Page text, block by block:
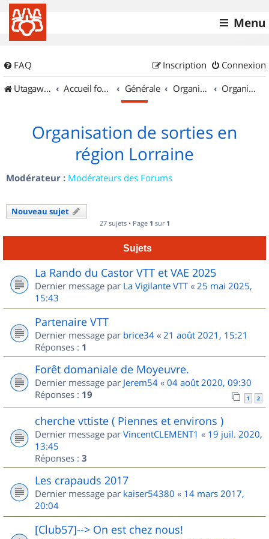
Menu
FAQ Connexion
Inscription
UtagawaVTT (Randos VTT et VTTAE avec traces GPS)
Accueil forum Générale Organisation de sorties & Recherche de partenaires Organisation de sorties en région Lorraine
Organisation de sorties en
région Lorraine
Modérateur : Modérateurs des Forums
Nouveau sujet
27 sujets • Page 1 sur 1
Sujets
La Rando du Castor VTT et VAE 2025
Dernier message par La Vigilante VTT« 25 mai 2025,
15:43
Partenaire VTT
Dernier message par brice34 « 21 août 2021, 15:21
Réponses : 1
Forêt domaniale de Moyeuvre.
Dernier message par Jerem54 « 04 août 2020, 09:30
Réponses : 19 1 2
cherche vttiste ( Piennes et environs )
Dernier message par VincentCLEMENT1 « 19 juil. 2020,
13:45
Réponses : 3
Les crapauds 2017
Dernier message par kaiser54380 « 14 mars 2017,
20:04
[Club57]--> On est chez nous!